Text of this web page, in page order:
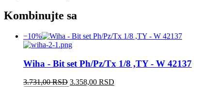
Kombinujte sa
−10%
Wiha - Bit set Ph/Pz/Tx 1/8 ,TY - W 42137
3.731,00RSD Originalna
3.358,00 RSD